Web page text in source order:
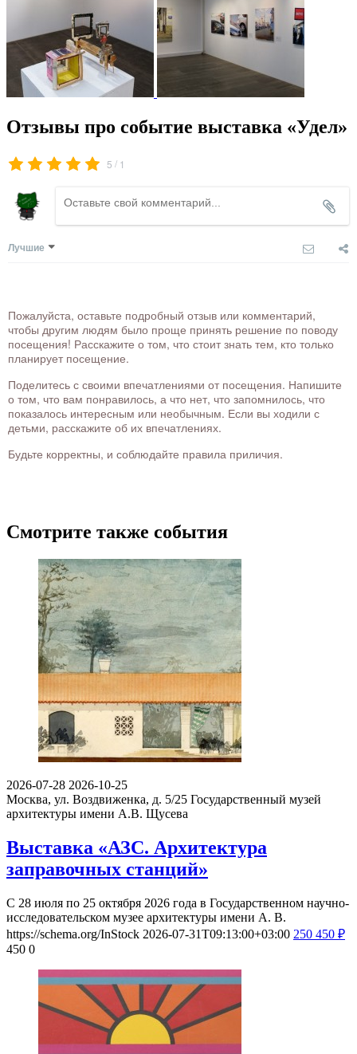
Отзывы про событие выставка «Удел»
5 / 1
Лучшие
Пожалуйста, оставьте подробный отзыв или комментарий,
чтобы другим людям было проще принять решение по поводу
посещения! Расскажите о том, что стоит знать тем, кто только
планирует посещение.
Поделитесь с своими впечатлениями от посещения. Напишите
о том, что вам понравилось, а что нет, что запомнилось, что
показалось интересным или необычным. Если вы ходили с
детьми, расскажите об их впечатлениях.
Будьте корректны, и соблюдайте правила приличия.
Смотрите также события
2026-07-28 2026-10-25
Москва, ул. Воздвиженка, д. 5/25 Государственный музей
архитектуры имени А.В. Щусева
Выставка «АЗС. Архитектура
заправочных станций»
С 28 июля по 25 октября 2026 года в Государственном научно-
исследовательском музее архитектуры имени А. В.
https://schema.org/InStock 2026-07-31T09:13:00+03:00 250 450 ₽
450 0